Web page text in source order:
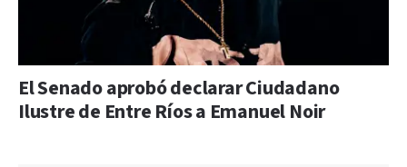
El Senado aprobó declarar Ciudadano
Ilustre de Entre Ríos a Emanuel Noir